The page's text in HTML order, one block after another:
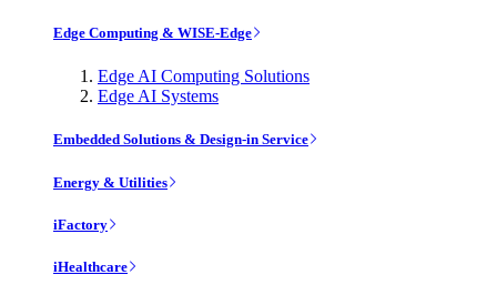
Edge Computing & WISE-Edge
Edge AI Computing Solutions
Edge AI Systems
Embedded Solutions & Design-in Service
Energy & Utilities
iFactory
iHealthcare